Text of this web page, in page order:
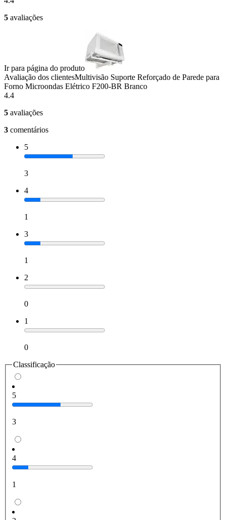
5 avaliações
Ir para página do produto
Avaliação dos clientesMultivisão Suporte Reforçado de Parede para
Forno Microondas Elétrico F200-BR Branco
4.4
5 avaliações
3 comentários
5
3
4
1
3
1
2
0
1
0
Classificação
5
3
4
1